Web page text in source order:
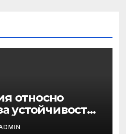
относно
устойчивост